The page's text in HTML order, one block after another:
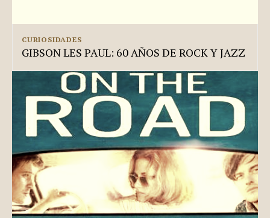
CURIOSIDADES
GIBSON LES PAUL: 60 AÑOS DE ROCK Y JAZZ